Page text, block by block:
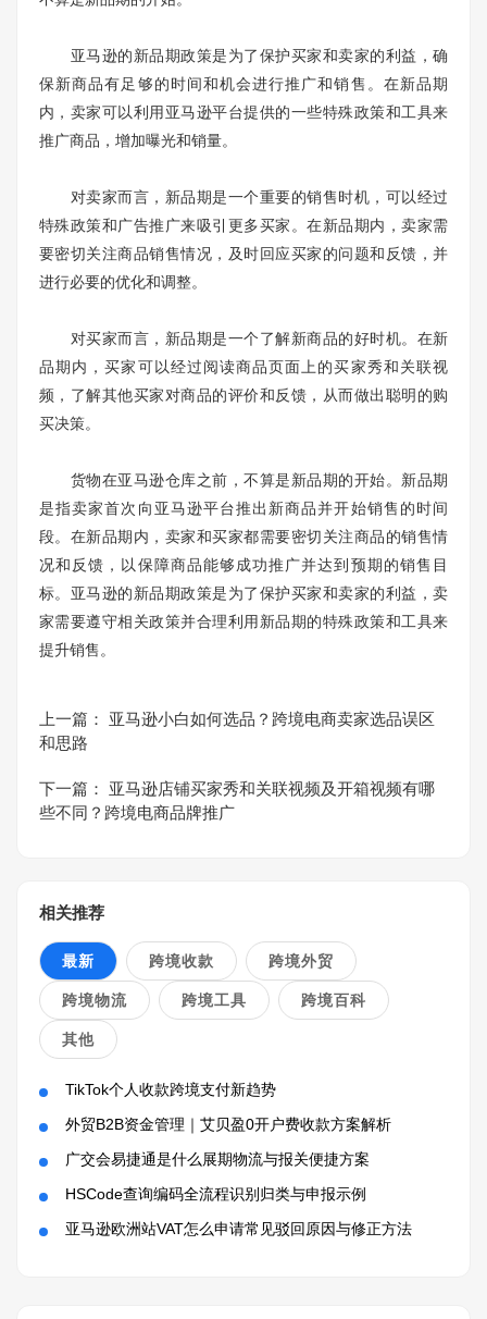
亚马逊的新品期政策是为了保护买家和卖家的利益，确
保新商品有足够的时间和机会进行推广和销售。在新品期
内，卖家可以利用亚马逊平台提供的一些特殊政策和工具来
推广商品，增加曝光和销量。
对卖家而言，新品期是一个重要的销售时机，可以经过
特殊政策和广告推广来吸引更多买家。在新品期内，卖家需
要密切关注商品销售情况，及时回应买家的问题和反馈，并
进行必要的优化和调整。
对买家而言，新品期是一个了解新商品的好时机。在新
品期内，买家可以经过阅读商品页面上的买家秀和关联视
频，了解其他买家对商品的评价和反馈，从而做出聪明的购
买决策。
货物在亚马逊仓库之前，不算是新品期的开始。新品期
是指卖家首次向亚马逊平台推出新商品并开始销售的时间
段。在新品期内，卖家和买家都需要密切关注商品的销售情
况和反馈，以保障商品能够成功推广并达到预期的销售目
标。亚马逊的新品期政策是为了保护买家和卖家的利益，卖
家需要遵守相关政策并合理利用新品期的特殊政策和工具来
提升销售。
上一篇：
亚马逊小白如何选品？跨境电商卖家选品误区
和思路
下一篇：
亚马逊店铺买家秀和关联视频及开箱视频有哪
些不同？跨境电商品牌推广
相关推荐
最新 跨境收款 跨境外贸
跨境物流 跨境工具 跨境百科
其他
TikTok个人收款跨境支付新趋势
外贸B2B资金管理｜艾贝盈0开户费收款方案解析
广交会易捷通是什么展期物流与报关便捷方案
HSCode查询编码全流程识别归类与申报示例
亚马逊欧洲站VAT怎么申请常见驳回原因与修正方法